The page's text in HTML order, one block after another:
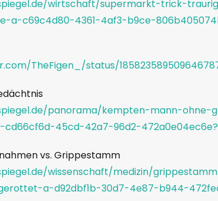
wirtschaft/supermarkt-trick-
a-c69c4d80-4361-4af3-b9ce-
TheFigen_/status/
panorama/kempten-mann-ohne-
45cd-42a7-96d2-
vs. Grippestamm
wissenschaft/medizin/
a-d92dbf1b-30d7-4e87-b944-